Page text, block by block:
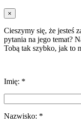
×
Cieszymy się, że jesteś
pytania na jego temat?
Tobą tak szybko, jak to
Imię: *
Nazwisko: *